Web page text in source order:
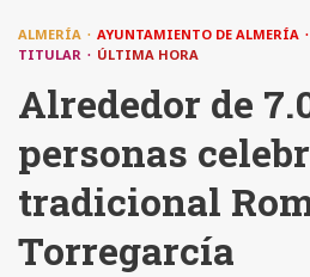
ALMERÍA AYUNTAMIENTO DE ALMERÍA
TITULAR
ÚLTIMA HORA
Alrededor de
personas
tradicional
Torregarcía